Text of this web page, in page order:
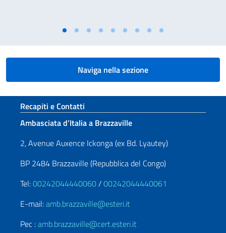
Naviga nella sezione
Sezione footer
Recapiti e Contatti
Ambasciata d’Italia a Brazzaville
2, Avenue Auxence Ickonga (ex Bd. Lyautey)
BP 2484 Brazzaville (Repubblica del Congo)
Tel:00242044440060/00242044440061
E-mail:amb.brazzaville@esteri.it
Pec :amb.brazzaville@cert.esteri.it